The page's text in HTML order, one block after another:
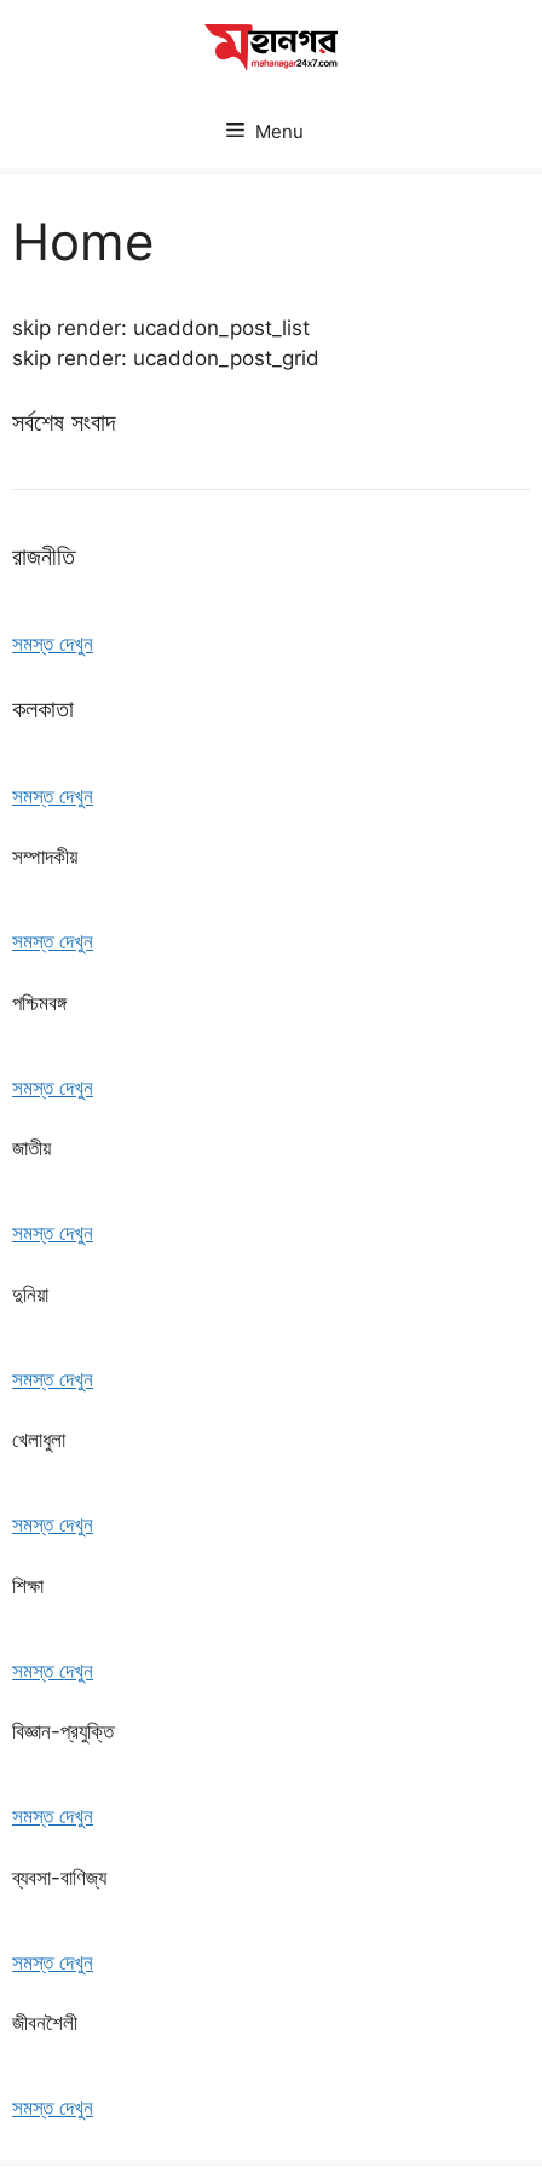
Menu
Home
skip render: ucaddon_post_list
skip render: ucaddon_post_grid
সর্বশেষ সংবাদ
রাজনীতি
সমস্ত দেখুন
কলকাতা
সমস্ত দেখুন
সম্পাদকীয়
সমস্ত দেখুন
পশ্চিমবঙ্গ
সমস্ত দেখুন
জাতীয়
সমস্ত দেখুন
দুনিয়া
সমস্ত দেখুন
খেলাধুলা
সমস্ত দেখুন
শিক্ষা
সমস্ত দেখুন
বিজ্ঞান-প্রযুক্তি
সমস্ত দেখুন
ব্যবসা-বাণিজ্য
সমস্ত দেখুন
জীবনশৈলী
সমস্ত দেখুন